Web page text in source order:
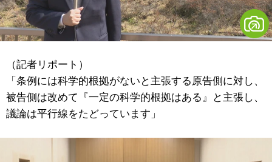
（記者リポート）
「条例には科学的根拠がないと主張する原告側に対し、
被告側は改めて『一定の科学的根拠はある』と主張し、
議論は平行線をたどっています」